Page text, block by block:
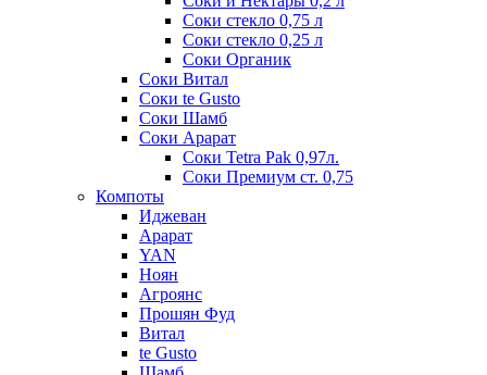
Соки стекло 0,75 л
Соки стекло 0,25 л
Соки Органик
Соки Витал
Соки te Gusto
Соки Шамб
Соки Арарат
Соки Tetra Pak 0,97л.
Соки Премиум ст. 0,75
Компоты
Иджеван
Арарат
YAN
Ноян
Агроянс
Прошян Фуд
Витал
te Gusto